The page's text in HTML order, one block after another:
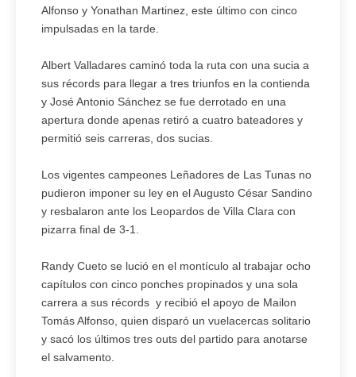
Alfonso y Yonathan Martinez, este último con cinco
impulsadas en la tarde.
Albert Valladares caminó toda la ruta con una sucia a
sus récords para llegar a tres triunfos en la contienda
y José Antonio Sánchez se fue derrotado en una
apertura donde apenas retiró a cuatro bateadores y
permitió seis carreras, dos sucias.
Los vigentes campeones Leñadores de Las Tunas no
pudieron imponer su ley en el Augusto César Sandino
y resbalaron ante los Leopardos de Villa Clara con
pizarra final de 3-1.
Randy Cueto se lució en el montículo al trabajar ocho
capítulos con cinco ponches propinados y una sola
carrera a sus récords y recibió el apoyo de Mailon
Tomás Alfonso, quien disparó un vuelacercas solitario
y sacó los últimos tres outs del partido para anotarse
el salvamento.